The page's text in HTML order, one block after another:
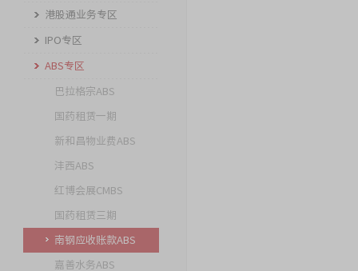
港股通业务专区
IPO专区
ABS专区
巴拉格宗ABS
国药租赁一期
新和昌物业费ABS
沣西ABS
红博会展CMBS
国药租赁三期
南钢应收账款ABS
嘉善水务ABS